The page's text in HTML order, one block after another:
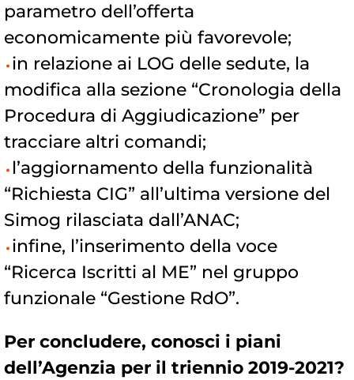
parametro dell’offerta
economicamente più favorevole;
in relazione ai LOG delle sedute, la
modifica alla sezione “Cronologia della
Procedura di Aggiudicazione” per
tracciare altri comandi;
l’aggiornamento della funzionalità
“Richiesta CIG” all’ultima versione del
Simog rilasciata dall’ANAC;
infine, l’inserimento della voce
“Ricerca Iscritti al ME” nel gruppo
funzionale “Gestione RdO”.
Per concludere, conosci i piani
dell’Agenzia per il triennio 2019-2021?